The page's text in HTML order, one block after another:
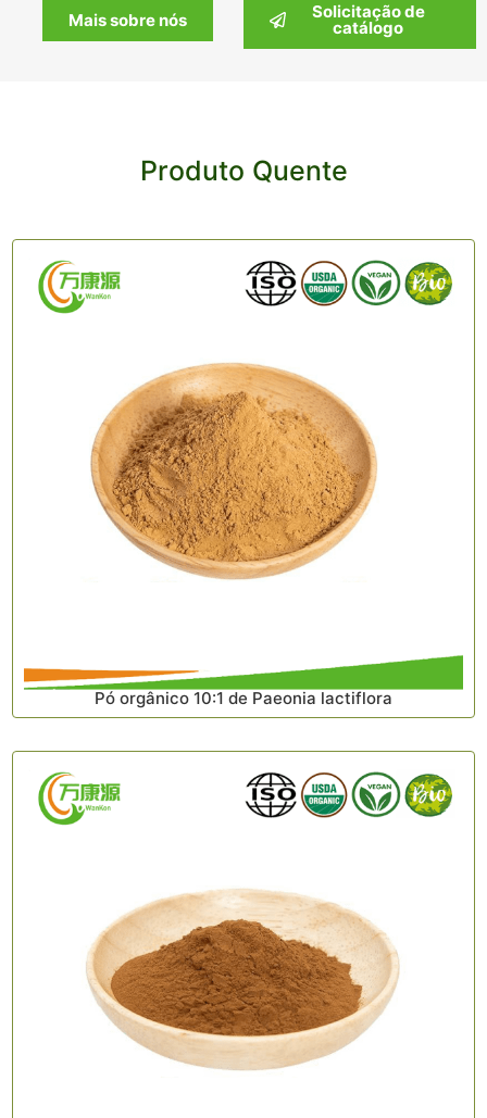
Mais sobre nós Solicitação de
catálogo
Produto Quente
Pó orgânico 10:1 de Paeonia lactiflora